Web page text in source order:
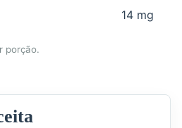
14 mg
porção.